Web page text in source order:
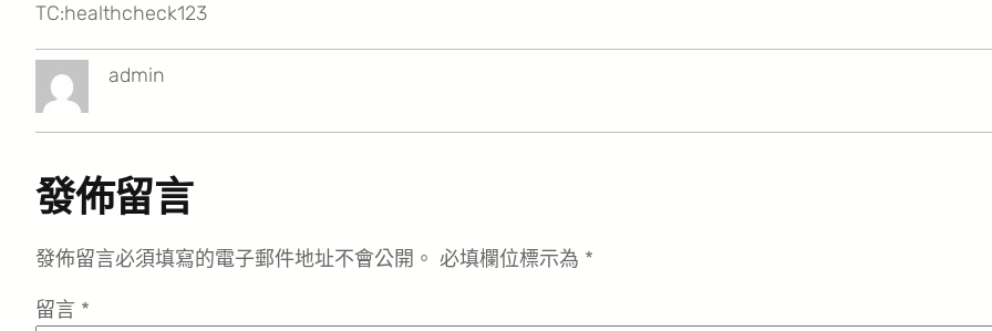
TC:healthcheck123
admin
發佈留言
發佈留言必須填寫的電子郵件地址不會公開。 必填欄位標示為 *
留言 *